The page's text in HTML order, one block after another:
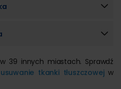
39 innych miastach. Sprawdź
tkanki tłuszczowejw